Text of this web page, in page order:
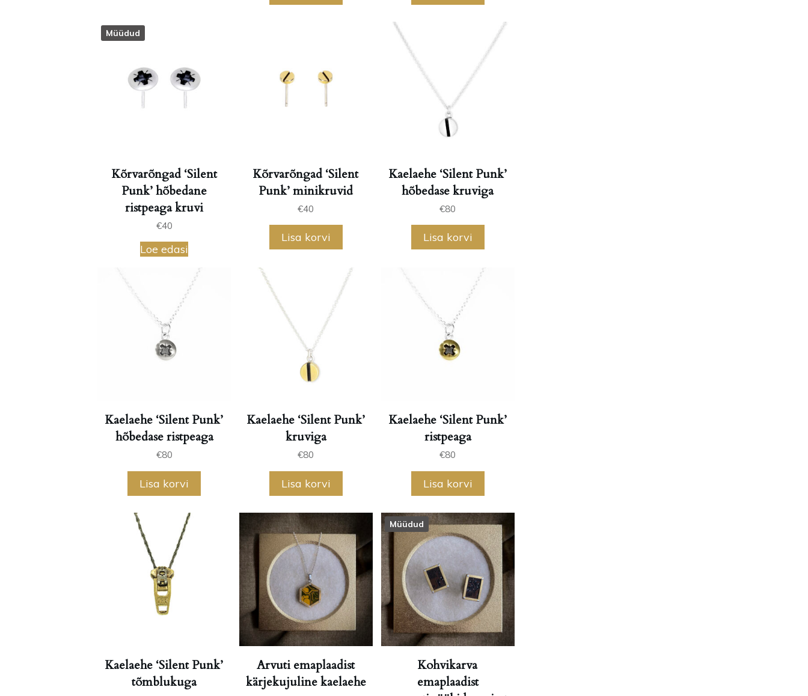
Müüdud
Kõrvarõngad ‘Silent
Punk’ hõbedane
ristpeaga kruvi
€40
Loe edasi
Kõrvarõngad ‘Silent
Punk’ minikruvid
€40
Lisa korvi
Kaelaehe ‘Silent Punk’
hõbedase kruviga
€80
Lisa korvi
Kaelaehe ‘Silent Punk’
hõbedase ristpeaga
€80
Lisa korvi
Kaelaehe ‘Silent Punk’
kruviga
€80
Lisa korvi
Kaelaehe ‘Silent Punk’
ristpeaga
€80
Lisa korvi
Kaelaehe ‘Silent Punk’
tõmblukuga
Arvuti emaplaadist
kärjekujuline kaelaehe
Müüdud
Kohvikarva
emaplaadist